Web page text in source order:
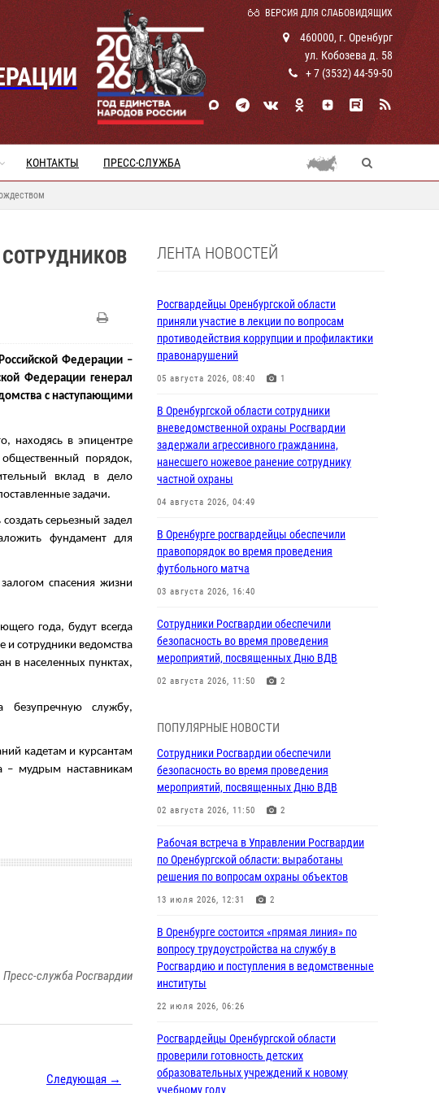
ВЕРСИЯ ДЛЯ СЛАБОВИДЯЩИХ
460000, г. Оренбург
ул. Кобозева д. 58
+ 7 (3532) 44-59-50
КОНТАКТЫ ПРЕСС-СЛУЖБА
Федерации –
Федерации генерал
с наступающими
находясь в эпицентре
порядок,
вклад в дело
задачи.
серьезный задел
фундамент для
спасения жизни
года, будут всегда
и сотрудники ведомства
в населенных пунктах,
безупречную службу,
кадетам и курсантам
– мудрым наставникам
Пресс-служба Росгвардии
Следующая →
ЛЕНТА НОВОСТЕЙ
Росгвардейцы Оренбургской области
приняли участие в лекции по вопросам
противодействия коррупции и профилактики
правонарушений
05 августа 2026, 08:40 1
В Оренбургской области сотрудники
вневедомственной охраны Росгвардии
задержали агрессивного гражданина,
нанесшего ножевое ранение сотруднику
частной охраны
04 августа 2026, 04:49
В Оренбурге росгвардейцы обеспечили
правопорядок во время проведения
футбольного матча
03 августа 2026, 16:40
Сотрудники Росгвардии обеспечили
безопасность во время проведения
мероприятий, посвященных Дню ВДВ
02 августа 2026, 11:50 2
гражданами по вопросу трудоустройства на
службу в Росгвардию и поступления в
ведомственные институты
30 июля 2026, 04:44
Дню Крещения Руси
28 июля 2026, 09:41 1
Росгвардейцы обеспечили правопорядок на
27 июля 2026, 14:36 2
Росгвардейцы предотвратили трагедию:
спасен мужчина в тяжелой жизненной
Росгвардейцы Оренбургской области
проверили готовность детских
образовательных учреждений к новому
ПОПУЛЯРНЫЕ НОВОСТИ
Сотрудники Росгвардии обеспечили
безопасность во время проведения
мероприятий, посвященных Дню ВДВ
02 августа 2026, 11:50 2
Рабочая встреча в Управлении Росгвардии
по Оренбургской области: выработаны
решения по вопросам охраны объектов
13 июля 2026, 12:31 2
В Оренбурге состоится «прямая линия» по
вопросу трудоустройства на службу в
Росгвардию и поступления в ведомственные
институты
22 июля 2026, 06:26
Росгвардейцы Оренбургской области
проверили готовность детских
образовательных учреждений к новому
учебному году